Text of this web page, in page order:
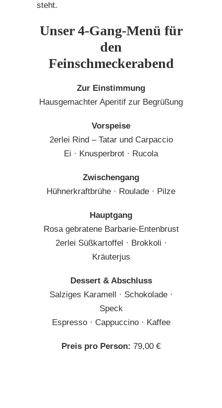
steht.
Unser 4-Gang-Menü für
den
Feinschmeckerabend
Zur Einstimmung
Hausgemachter Aperitif zur Begrüßung
Vorspeise
2erlei Rind – Tatar und Carpaccio
Ei · Knusperbrot · Rucola
Zwischengang
Hühnerkraftbrühe · Roulade · Pilze
Hauptgang
Rosa gebratene Barbarie-Entenbrust
2erlei Süßkartoffel · Brokkoli ·
Kräuterjus
Dessert & Abschluss
Salziges Karamell · Schokolade ·
Speck
Espresso · Cappuccino · Kaffee
Preis pro Person: 79,00 €